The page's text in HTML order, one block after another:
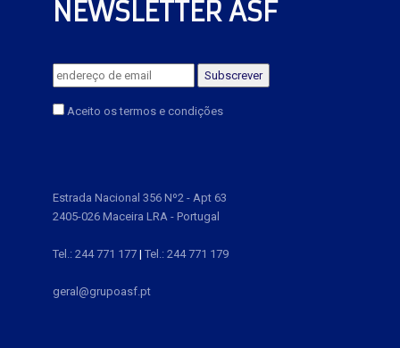
NEWSLETTER ASF
Aceito os termos e condições
Estrada Nacional 356 Nº2 - Apt 63
2405-026 Maceira LRA - Portugal
Tel.: 244 771 177| Tel.: 244 771 179
geral@grupoasf.pt